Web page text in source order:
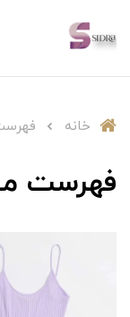
خانه
فهرست